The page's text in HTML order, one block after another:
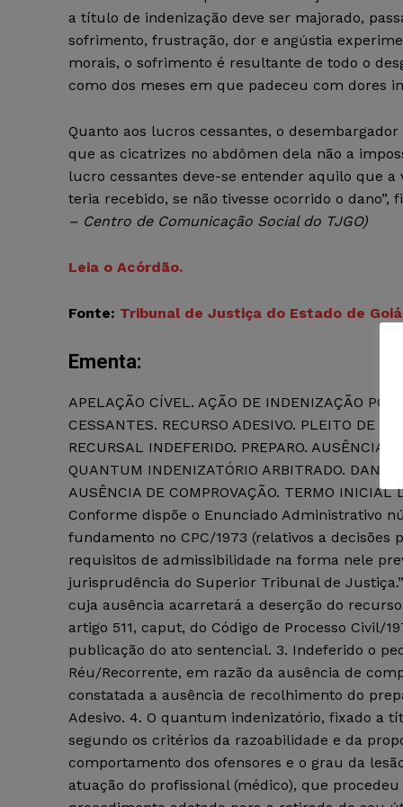
a título de indenização deve ser majorado,
sofrimento, frustração, dor e angústia
morais, o sofrimento é resultante de todo o
como dos meses em que padeceu com dores
Quanto aos lucros cessantes, o
que as cicatrizes no abdômen dela não a
lucro cessantes deve-se entender aquilo que
teria recebido, se não tivesse ocorrido o dano”,
– Centro de Comunicação Social do TJGO)
Leia o Acórdão.
Fonte: Tribunal de Justiça do Estado de
Ementa:
APELAÇÃO CÍVEL. AÇÃO DE INDENIZAÇÃO POR
CESSANTES. RECURSO ADESIVO. PLEITO DE
RECURSAL INDEFERIDO. PREPARO. AUSÊNCIA.
QUANTUM INDENIZATÓRIO ARBITRADO.
AUSÊNCIA DE COMPROVAÇÃO. TERMO INICIAL
Conforme dispõe o Enunciado Administrativo
fundamento no CPC/1973 (relativos a decisões
requisitos de admissibilidade na forma nele
jurisprudência do Superior Tribunal de
cuja ausência acarretará a deserção do
artigo 511, caput, do Código de Processo Civil/
publicação do ato sentencial. 3. Indeferido o
Réu/Recorrente, em razão da ausência de
constatada a ausência de recolhimento do
Adesivo. 4. O quantum indenizatório, fixado a
segundo os critérios da razoabilidade e da
comportamento dos ofensores e o grau da
atuação do profissional (médico), que